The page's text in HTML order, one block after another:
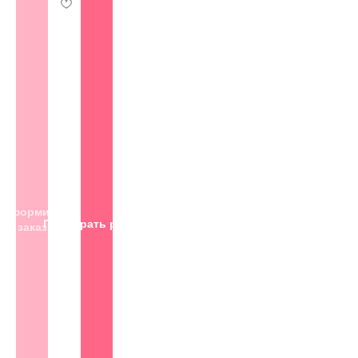
Оформить
заказПодобрать размер